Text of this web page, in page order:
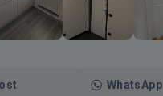
WhatsApp